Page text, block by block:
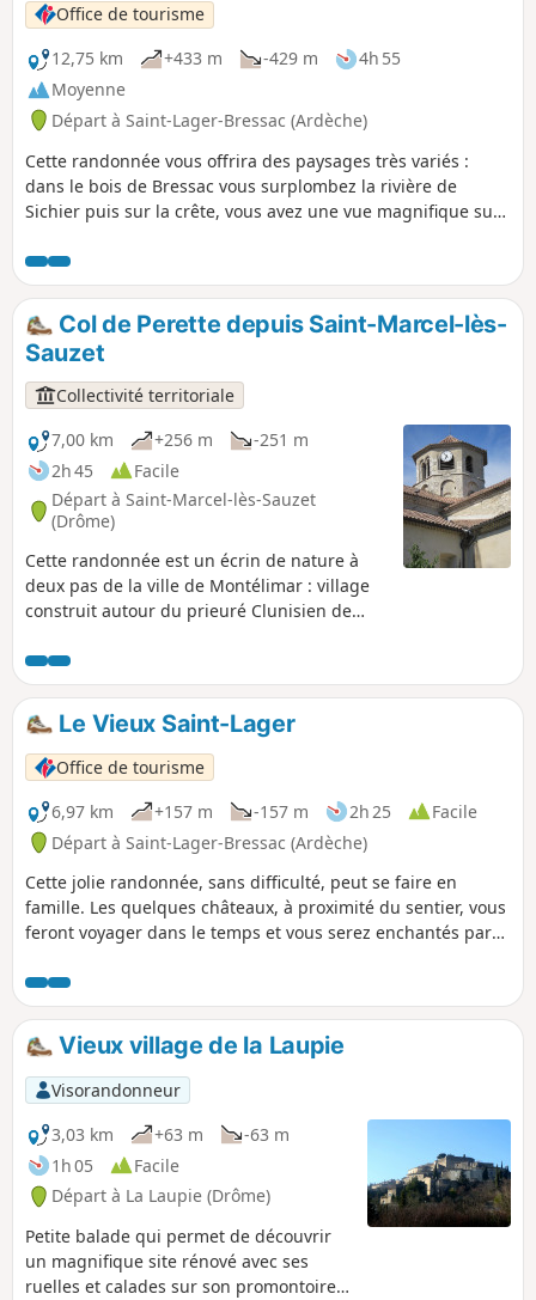
Office de tourisme
12,75 km
+433 m -429 m
4h 55
Moyenne
Départ à Saint-Lager-Bressac (Ardèche)
Cette randonnée vous offrira des paysages très variés :
dans le bois de Bressac vous surplombez la rivière de
Sichier puis sur la crête, vous avez une vue magnifique sur
Col de Perette depuis Saint-Marcel-lès-
Sauzet
Collectivité territoriale
7,00 km
+256 m
-251 m
2h 45
Facile
Départ à Saint-Marcel-lès-Sauzet
(Drôme)
Cette randonnée est un écrin de nature à
deux pas de la ville de Montélimar : village
construit autour du prieuré Clunisien de
Le Vieux Saint-Lager
Office de tourisme
6,97 km
+157 m -157 m 2h 25
Facile
Départ à Saint-Lager-Bressac (Ardèche)
Cette jolie randonnée, sans difficulté, peut se faire en
famille. Les quelques châteaux, à proximité du sentier, vous
feront voyager dans le temps et vous serez enchantés par
Saint-Lager-Bressac.
Vieux village de la Laupie
Visorandonneur
3,03 km
+63 m
-63 m
1h 05
Facile
Départ à La Laupie (Drôme)
Petite balade qui permet de découvrir
un magnifique site rénové avec ses
ruelles et calades sur son promontoire.